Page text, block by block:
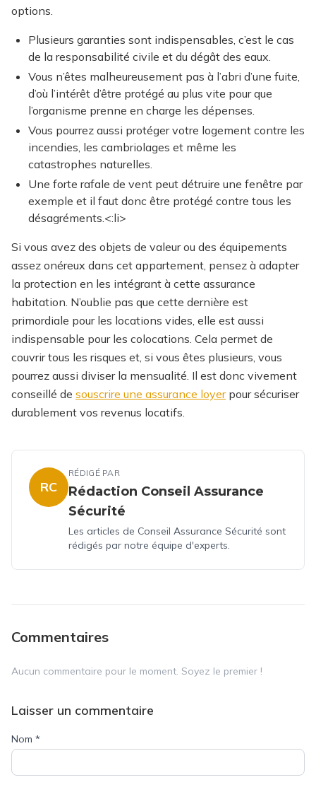
options.
Plusieurs garanties sont indispensables, c’est le cas
de la responsabilité civile et du dégât des eaux.
Vous n’êtes malheureusement pas à l’abri d’une fuite,
d’où l’intérêt d’être protégé au plus vite pour que
l’organisme prenne en charge les dépenses.
Vous pourrez aussi protéger votre logement contre les
incendies, les cambriolages et même les
catastrophes naturelles.
Une forte rafale de vent peut détruire une fenêtre par
exemple et il faut donc être protégé contre tous les
désagréments.<:li>
Si vous avez des objets de valeur ou des équipements
assez onéreux dans cet appartement, pensez à adapter
la protection en les intégrant à cette assurance
habitation. N’oublie pas que cette dernière est
primordiale pour les locations vides, elle est aussi
indispensable pour les colocations. Cela permet de
couvrir tous les risques et, si vous êtes plusieurs, vous
pourrez aussi diviser la mensualité. Il est donc vivement
conseillé de souscrire une assurance loyerpour sécuriser
durablement vos revenus locatifs.
RC
RÉDIGÉ PAR
Rédaction Conseil Assurance
Sécurité
Les articles de Conseil Assurance Sécurité sont
rédigés par notre équipe d'experts.
Commentaires
Aucun commentaire pour le moment. Soyez le premier !
Laisser un commentaire
Nom *